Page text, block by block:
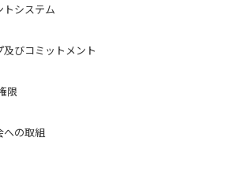
システム
びコミットメント
限
の取組